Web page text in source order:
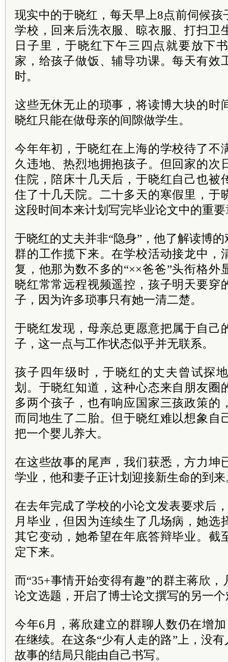
现实中的于晓红，每天早上8点前伺候
学校，回来后洗衣服、晾衣服、打扫卫
日子里，于晓红下午三四点就要放下
家，给孩子做饭、辅导功课。每天有效
时。
这些无休无止的琐事，将读博大块的时
晓红只能在做母亲的间隙做学生。
今年年初，于晓红在上海的学校待了不
久违地、热烈地拥抱孩子。但回家的次
住院，陪床十几天后，于晓红自己也被
住了十几天院。二十多天的寒假里，于
这段时间本来计划写完毕业论文中的重
于晓红的丈夫并非“隐身”，他了解读博
群的工作揽下来。在学校活动接龙中，
复，他那为数不多的“××爸爸”头衔格外
晓红常常远程视频遥控，孩子明天要穿
子，因为许多琐事只有她一清二楚。
于晓红发现，母亲总更愿意把属于自己
子，这一点与工作状态似乎并无联系。
孩子四年级时，于晓红的丈夫曾试探
划。于晓红知道，这种心态来自朋友圈
多两个孩子，也有响应国家三孩政策的
而同地生了二胎。但于晓红难以想象自
把一个婴儿养大。
在这些故事的尾声，我们获悉，方力坤
学业，他和妻子正计划迎接新生命的到来
在去年完成了学校的小论文发表要求后
月毕业，但因为连续生了几场病，她选
其它变动，她希望在年底答辩毕业。截
定下来。
而“35+事情开始变得有趣”的群主蒋欣
论文选题，开启了博士论文撰写的另一
今年6月，蒋欣建立的群聊人数仍在增
在继续。在这条“少有人走的路”上，没
故事的结局只能由自己书写。